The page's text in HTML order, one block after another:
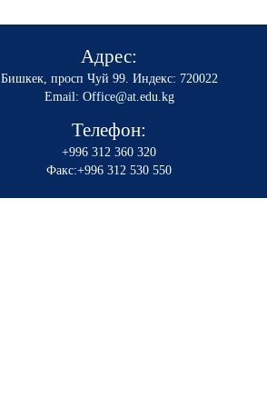
Адрес:
Бишкек, просп Чуй 99. Индекс: 720022
Email: Office@at.edu.kg
Телефон:
+996 312 360 320
Факс:+996 312 530 550